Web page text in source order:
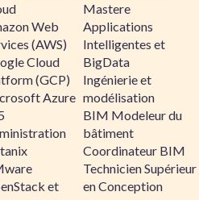
Web
(AWS)
Cloud
(GCP)
Azure
et
Mastere
Applications
Intelligentes et
BigData
Ingénierie et
modélisation
BIM Modeleur du
bâtiment
Coordinateur BIM
Technicien Supérieur
en Conception